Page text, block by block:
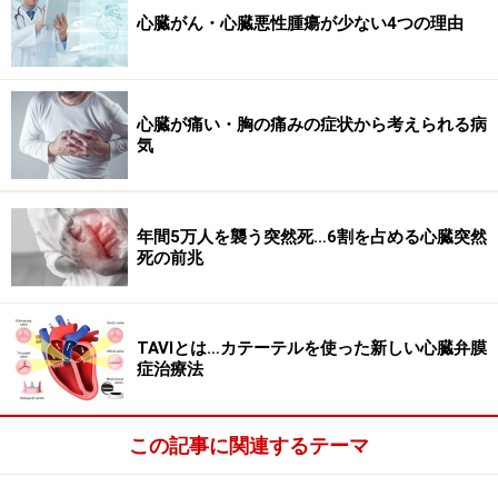
の血液のもどりが妨げられ、肺に血液や水分が貯まりま
す。そのため肺の力が落ちて息苦しくなります。
右心不全では右心系つまり肺動脈、右心室や右心房ある
いはそれらをつなぐ弁の病気によって全身から右心房へ
の血液のもどりが妨げられ、全身に血液や水分が貯まり
ます。そのため肝臓がむくんで肝障害や、足がむくんで
浮腫になったりします。
B: 収縮機能不全・拡張機能不全
心臓がん・心臓悪性腫瘍が少ない4つの理由
心臓が痛い・胸の痛みの症状から考えられる病
気
年間5万人を襲う突然死…6割を占める心臓突然
死の前兆
TAVIとは…カテーテルを使った新しい心臓弁膜
症治療法
この記事に関連するテーマ